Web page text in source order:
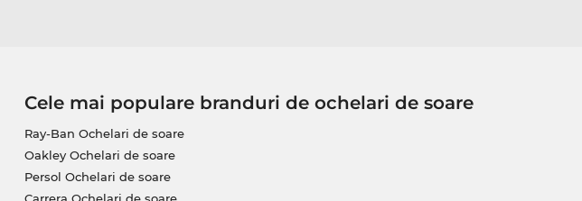
Cele mai populare branduri de ochelari de soare
Ray-Ban Ochelari de soare
Oakley Ochelari de soare
Persol Ochelari de soare